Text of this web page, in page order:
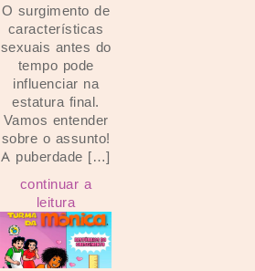
O surgimento de
características
sexuais antes do
tempo pode
influenciar na
estatura final.
Vamos entender
sobre o assunto!
A puberdade […]
continuar a
leitura